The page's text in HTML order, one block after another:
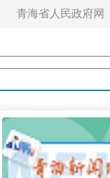
青海省人民政府网
（藏）医药大讲堂
性建筑